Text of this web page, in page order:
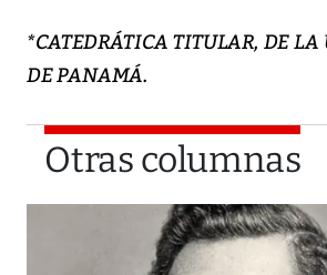
*CATEDRÁTICA TITULAR, DE
DE PANAMÁ.
Otras columnas